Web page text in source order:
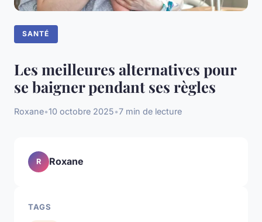
SANTÉ
Les meilleures alternatives pour
se baigner pendant ses règles
Roxane•10 octobre 2025•7 min de lecture
R Roxane
TAGS